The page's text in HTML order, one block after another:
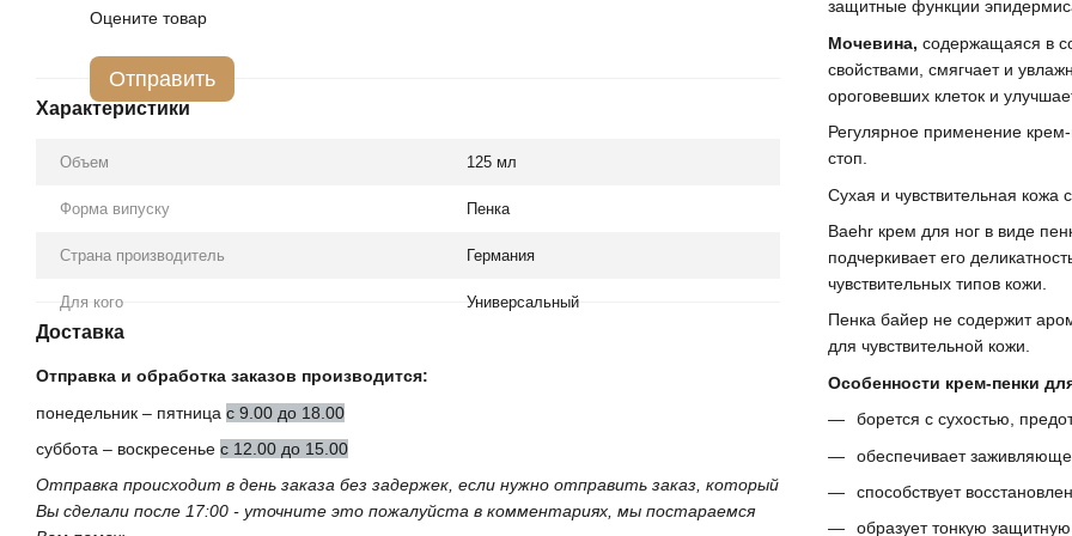
Оцените товар
Отправить
Характеристики
Объем 125 мл
Форма випуску Пенка
Страна производитель Германия
Для кого Универсальный
Доставка
Отправка и обработка заказов производится:
понедельник – пятница с 9.00 до 18.00
суббота – воскресенье с 12.00 до 15.00
Отправка происходит в день заказа без задержек, если нужно отправить заказ, который
Вы сделали после 17:00 - уточните это пожалуйста в комментариях, мы постараемся
защитные функции
Мочевина, содержащаяся в
свойствами, смягчает и
ороговевших клеток и
Регулярное применение
стоп.
Сухая и чувствительная кожа
Baehr крем для ног в виде
подчеркивает его
чувствительных типов кожи.
Пенка байер не содержит
для чувствительной кожи.
Особенности крем-пенки
борется с сухостью,
обеспечивает
способствует
образует тонкую